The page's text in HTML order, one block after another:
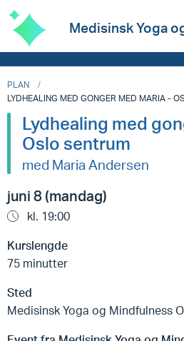
Medisinsk Yoga
PLAN
LYDHEALING MED GONGER MED MARIA -
Lydhealing med
Oslo sentrum
med Maria Andersen
juni 8 (mandag)
kl. 19:00
Kurslengde
75 minutter
Sted
Medisinsk Yoga og Mindfulness